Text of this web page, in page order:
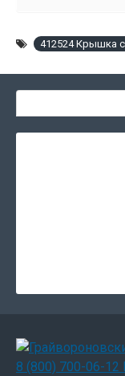
412524 Крышка